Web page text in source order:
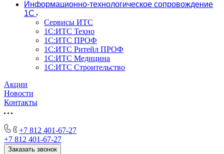
Информационно-технологическое сопровождение
1C
Сервисы ИТС
1С:ИТС Техно
1С:ИТС ПРОФ
1С:ИТС Ритейл ПРОФ
1С:ИТС Медицина
1С:ИТС Строительство
Акции
Новости
Контакты
+7 812 401-67-27
+7 812 401-67-27
Заказать звонок